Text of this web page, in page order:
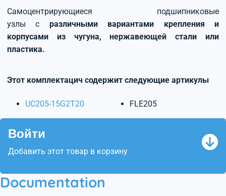
Самоцентрирующиеся подшипниковые
узлы с различными вариантами крепления и
корпусами из чугуна, нержавеющей стали или
пластика.
Этот комплектацич содержит следующие артикулы
UC205-15G2T20 FLE205
Войти
Добавить этот товар в корзину
Documentation